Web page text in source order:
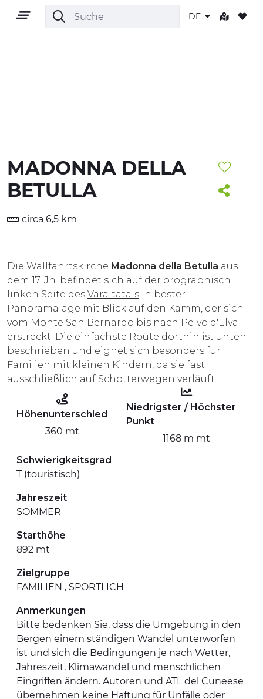
DE
GEBIET
OUTDOOR
KULTUR
ERLEBNISSE
EVENTS
OFFERTE
UNTERKÜNFTE
MADONNA DELLA
BETULLA
circa 6,5 km
Die Wallfahrtskirche Madonna della Betulla aus
dem 17. Jh. befindet sich auf der orographisch
linken Seite des Varaitatals in bester
Panoramalage mit Blick auf den Kamm, der sich
vom Monte San Bernardo bis nach Pelvo d'Elva
erstreckt. Die einfachste Route dorthin ist unten
beschrieben und eignet sich besonders für
Familien mit kleinen Kindern, da sie fast
ausschließlich auf Schotterwegen verläuft.
Höhenunterschied
360 mt
Niedrigster / Höchster
Punkt
1168 m mt
Schwierigkeitsgrad
T (touristisch)
Jahreszeit
SOMMER
Starthöhe
892 mt
Zielgruppe
FAMILIEN , SPORTLICH
Anmerkungen
Bitte bedenken Sie, dass die Umgebung in den
Bergen einem ständigen Wandel unterworfen
ist und sich die Bedingungen je nach Wetter,
Jahreszeit, Klimawandel und menschlichen
Eingriffen ändern. Autoren und ATL del Cuneese
übernehmen keine Haftung für Unfälle oder